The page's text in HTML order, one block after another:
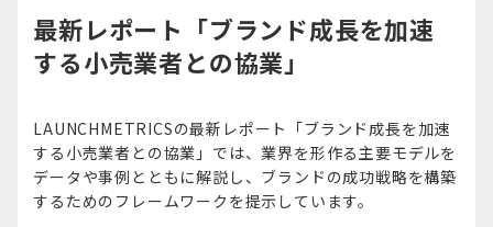
最新レポート「ブランド成長を加速
する小売業者との協業」
LAUNCHMETRICSの最新レポート「ブランド成長を加速
する小売業者との協業」では、業界を形作る主要モデルを
データや事例とともに解説し、ブランドの成功戦略を構築
するためのフレームワークを提示しています。